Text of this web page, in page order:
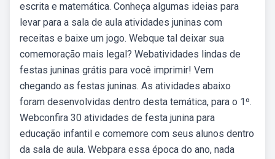
escrita e matemática. Conheça algumas ideias para
levar para a sala de aula atividades juninas com
receitas e baixe um jogo. Webque tal deixar sua
comemoração mais legal? Webatividades lindas de
festas juninas grátis para você imprimir! Vem
chegando as festas juninas. As atividades abaixo
foram desenvolvidas dentro desta temática, para o 1º.
Webconfira 30 atividades de festa junina para
educação infantil e comemore com seus alunos dentro
da sala de aula. Webpara essa época do ano, nada